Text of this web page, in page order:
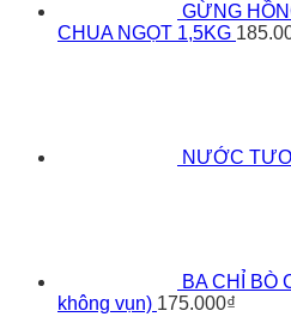
GỪNG
CHUA NGỌT 1,5KG
NƯỚC
BA CHỈ BÒ
không vụn) 175.000₫